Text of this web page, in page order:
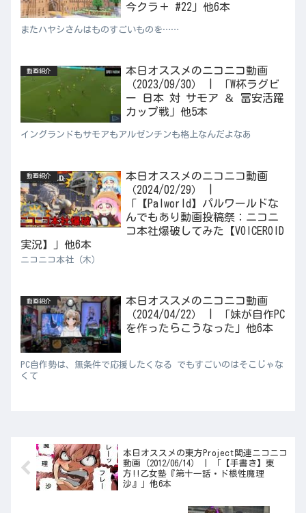
今クラ＋ #22」他6本
またハヤシさんはものすごいものを……
動画紹介
本日オススメのニコニコ動画
（2023/09/30） | 「W杯ラグビ
ー 日本 対 サモア ＆ 冨安活躍
カップ戦」他5本
イングランドもサモアもアルゼンチンも格上なんだよなあ
動画紹介
本日オススメのニコニコ動画
（2024/02/29） |
「【Palworld】パルワールドな
んでもあり動画投稿祭：ニコニ
コ本社爆破してみた【VOICEROID
実況】」他6本
ニコニコ本社（木）
動画紹介
本日オススメのニコニコ動画
（2024/04/22） | 「妹が自作PC
を作ったらこうなった」他6本
PC自作勢は、無条件で応援したくなる でもすごいのはそこじゃな
くて
本日オススメの東方Project関連ニコニコ
動画（2012/06/14） | 「【手書き】東
方!!乙女塾『第十一話・ド根性魔理
沙』」他6本